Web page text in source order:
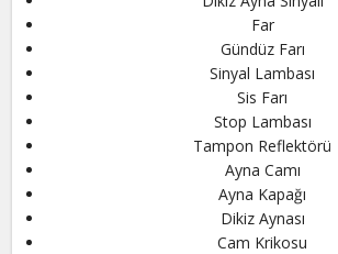
Far
Gündüz Farı
Sinyal Lambası
Sis Farı
Stop Lambası
Tampon Reflektörü
Ayna Camı
Ayna Kapağı
Dikiz Aynası
Cam Krikosu